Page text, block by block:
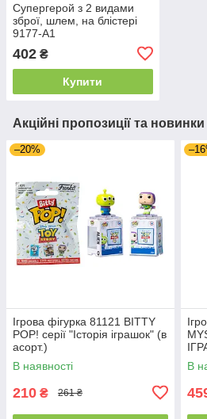
Супергерой з 2 видами
зброї, шлем, на блістері
9177-A1
402 ₴
Купити
Акційні пропозиції та новинки
–20%
Ігрова фігурка 81121 BITTY
POP! серії "Історія іграшок" (в
асорт.)
В наявності
210 ₴ 261 ₴
В